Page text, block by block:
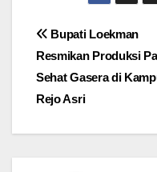
Navigasi
pos
Bupati Loekman
Resmikan Produksi
Sehat Gasera di
Rejo Asri